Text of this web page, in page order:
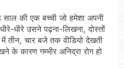
की एक बच्ची जो हमेशा अपनी
धीरे उसने पढ़ना-लिखना, दोस्तों
तीन, चार बजे तक वीडियो देखती
के कारण गम्भीर अनिद्रा रोग हो